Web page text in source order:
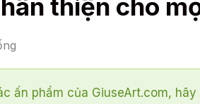
thiện cho
ấn phẩm của GiuseArt.com,